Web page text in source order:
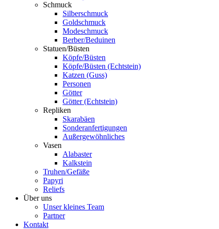
Schmuck
Silberschmuck
Goldschmuck
Modeschmuck
Berber/Beduinen
Statuen/Büsten
Köpfe/Büsten
Köpfe/Büsten (Echtstein)
Katzen (Guss)
Personen
Götter
Götter (Echtstein)
Repliken
Skarabäen
Sonderanfertigungen
Außergewöhnliches
Vasen
Alabaster
Kalkstein
Truhen/Gefäße
Papyri
Reliefs
Über uns
Unser kleines Team
Partner
Kontakt